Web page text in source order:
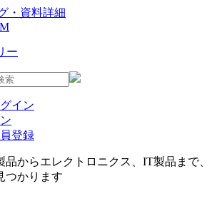
ー
からエレクトロニクス、IT製品まで、
つかります